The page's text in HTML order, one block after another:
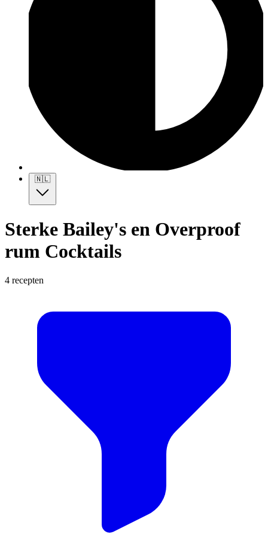
🇳🇱
Sterke Bailey's en Overproof
rum Cocktails
4 recepten